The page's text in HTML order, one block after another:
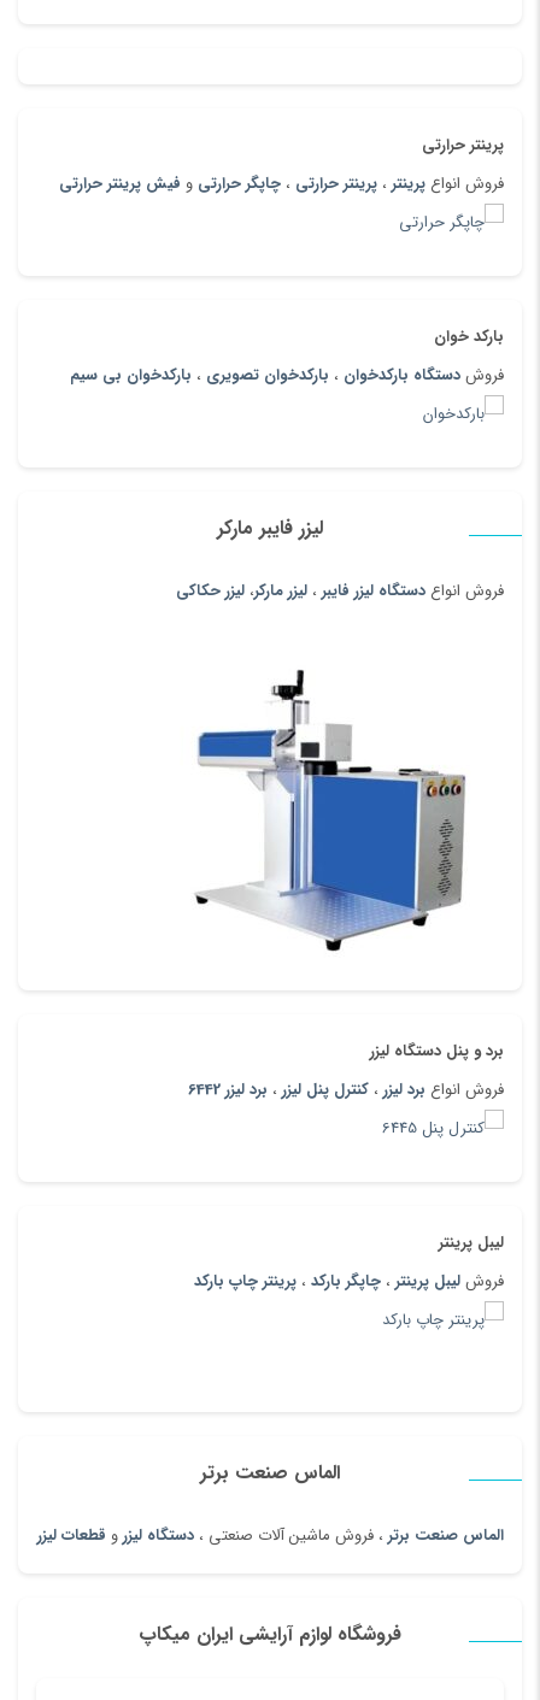
پرینتر حرارتی
فروش انواع پرینتر ، پرینتر حرارتی ، چاپگر حرارتی و فیش پرینتر حرارتی
بارکد خوان
فروشدستگاه بارکدخوان ، بارکدخوان تصویری ، بارکدخوان بی سیم
لیزر فایبر مارکر
فروش انواع دستگاه لیزر فایبر ، لیزر مارکر، لیزر حکاکی
برد و پنل دستگاه لیزر
فروش انواع برد لیزر ، کنترل پنل لیزر ، برد لیزر 6442
لیبل پرینتر
فروشلیبل پرینتر ، چاپگر بارکد ، پرینتر چاپ بارکد
الماس صنعت برتر
الماس صنعت برتر ، فروش ماشین آلات صنعتی ، دستگاه لیزرو قطعات لیزر
فروشگاه لوازم آرایشی ایران میکاپ